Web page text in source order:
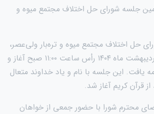
جلسه شورای حل اختلاف مجتمع میوه و
حل اختلاف مجتمع میوه و تره‌بار ولی‌عصر،
در روز دوشنبه ۲۹ اردیبهشت ماه ۱۴۰۴ رأس ساعت ۱۱:۰۰ صبح آغاز و
۱۳:۳۰ ادامه یافت. این جلسه با نام و یاد خداوند متعال
قرآن کریم آغاز شد.
محترم شورا با حضور جمعی از خواهان